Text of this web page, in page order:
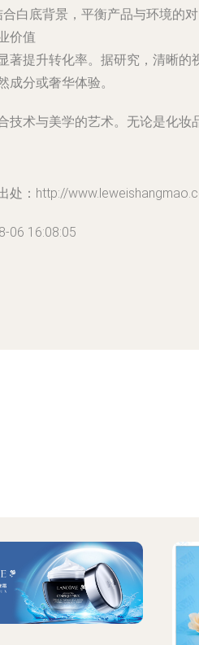
白底背景，平衡产品与环境的对
价值
著提升转化率。据研究，清晰
成分或奢华体验。
技术与美学的艺术。无论是化
处：http://
06 16:08:05